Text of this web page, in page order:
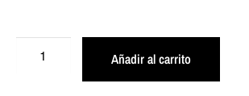
Añadir al carrito